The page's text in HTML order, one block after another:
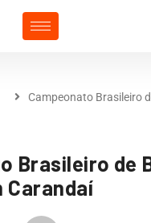
Campeonato Brasileiro
Brasileiro de
Carandaí